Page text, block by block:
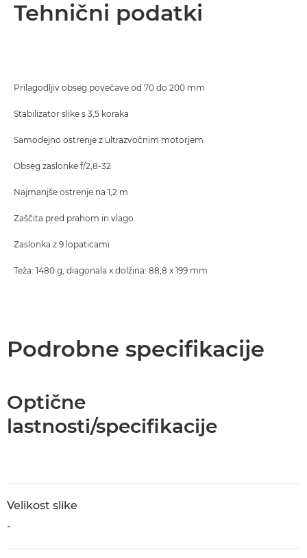
Tehnični podatki
Prilagodljiv obseg povečave od 70 do 200 mm
Stabilizator slike s 3,5 koraka
Samodejno ostrenje z ultrazvočnim motorjem
Obseg zaslonke f/2,8-32
Najmanjše ostrenje na 1,2 m
Zaščita pred prahom in vlago
Zaslonka z 9 lopaticami
Teža: 1480 g, diagonala x dolžina: 88,8 x 199 mm
Podrobne specifikacije
Optične
lastnosti/specifikacije
Velikost slike
-